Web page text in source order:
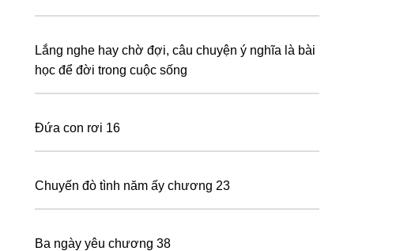
Lắng nghe hay chờ đợi, câu chuyện ý nghĩa là bài
học để đời trong cuộc sống
Đứa con rơi 16
Chuyến đò tình năm ấy chương 23
Ba ngày yêu chương 38